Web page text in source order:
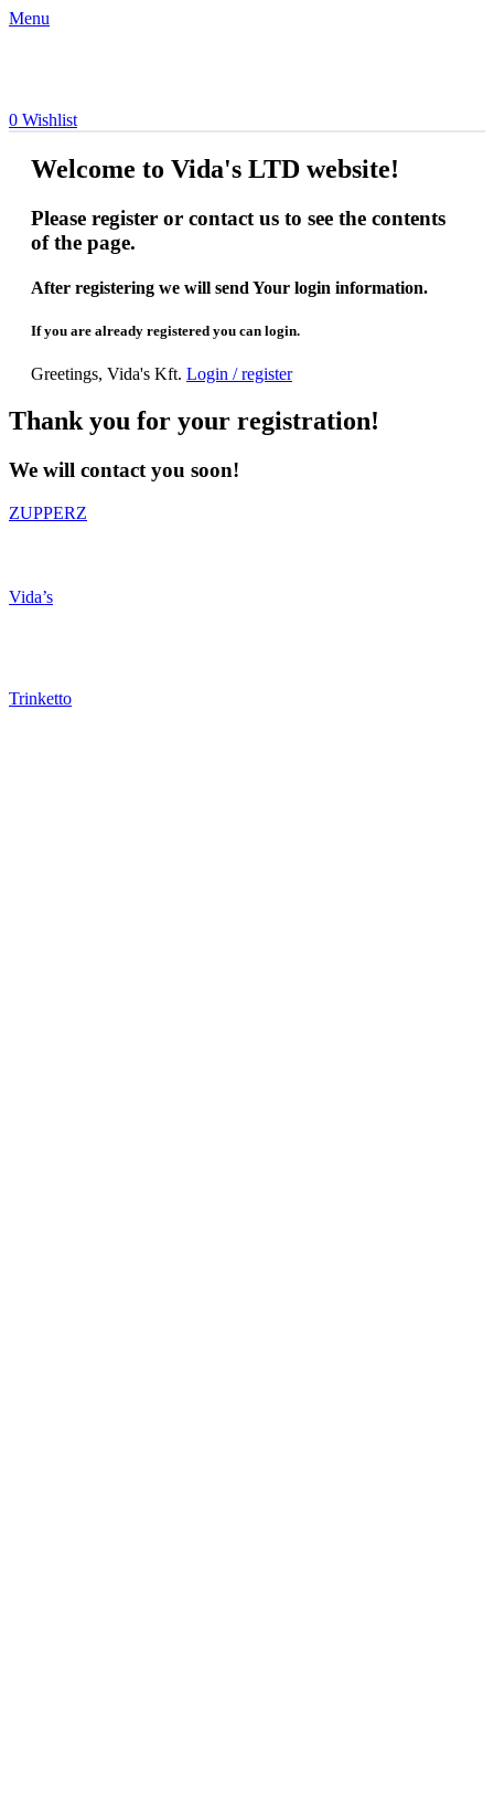
Menu
0 Wishlist
Welcome to Vida's LTD website!
Please register or contact us to see the contents
of the page.
After registering we will send Your login information.
If you are already registered you can login.
Greetings, Vida's Kft. Login / register
Thank you for your registration!
We will contact you soon!
ZUPPERZ
Vida’s
Trinketto